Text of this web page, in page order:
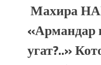
фонтанов в Royal
Аида САЛЯНОВА:
союзунун
шайланышым
жоопкерчилик!"
Махира
«Армандар
угат?..»